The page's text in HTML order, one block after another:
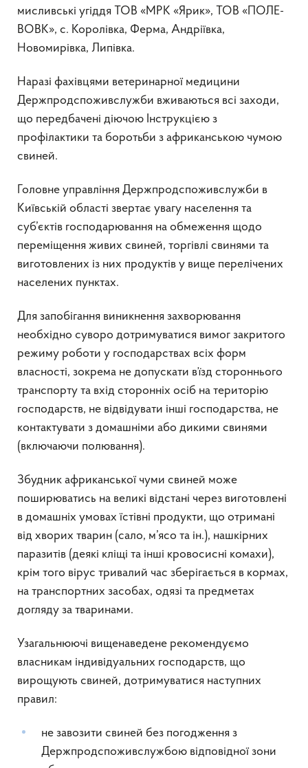
мисливські угіддя ТОВ «МРК «Ярик», ТОВ «ПОЛЕ-
ВОВК», с. Королівка, Ферма, Андріївка,
Новомирівка, Липівка.
Наразі фахівцями ветеринарної медицини
Держпродспоживслужби вживаються всі заходи,
що передбачені діючою Інструкцією з
профілактики та боротьби з африканською чумою
свиней.
Головне управління Держпродспоживслужби в
Київській області звертає увагу населення та
суб’єктів господарювання на обмеження щодо
переміщення живих свиней, торгівлі свинями та
виготовлених із них продуктів у вище перелічених
населених пунктах.
Для запобігання виникнення захворювання
необхідно суворо дотримуватися вимог закритого
режиму роботи у господарствах всіх форм
власності, зокрема не допускати в’їзд стороннього
транспорту та вхід сторонніх осіб на територію
господарств, не відвідувати інші господарства, не
контактувати з домашніми або дикими свинями
(включаючи полювання).
Збудник африканської чуми свиней може
поширюватись на великі відстані через виготовлені
в домашніх умовах їстівні продукти, що отримані
від хворих тварин (сало, м’ясо та ін.), нашкірних
паразитів (деякі кліщі та інші кровосисні комахи),
крім того вірус тривалий час зберігається в кормах,
на транспортних засобах, одязі та предметах
догляду за тваринами.
Узагальнюючі вищенаведене рекомендуємо
власникам індивідуальних господарств, що
вирощують свиней, дотримуватися наступних
правил:
не завозити свиней без погодження з
Держпродспоживслужбою відповідної зони